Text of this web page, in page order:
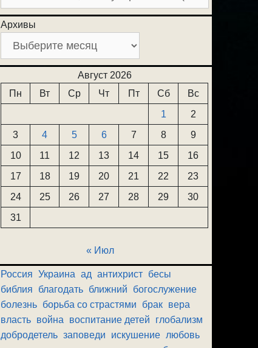
Архивы
Август 2026
Пн
Вт Ср Чт Пт Сб
Вс
1
2
3
4 5 6 7 8
9
10
11 12 13 14 15
16
17
18 19 20 21 22
23
24
25 26 27 28 29
30
31
« Июл
Россия Украина ад антихрист бесы
библия
благодать ближний
богослужение
болезнь борьба со страстями брак вера
власть война воспитание детей
глобализм
добродетель заповеди искушение любовь